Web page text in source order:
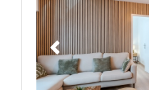
Précédent